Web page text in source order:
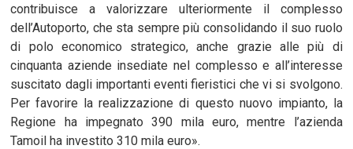
contribuisce a valorizzare ulteriormente il complesso
dell’Autoporto, che sta sempre più consolidando il suo ruolo
di polo economico strategico, anche grazie alle più di
cinquanta aziende insediate nel complesso e all’interesse
suscitato dagli importanti eventi fieristici che vi si svolgono.
Per favorire la realizzazione di questo nuovo impianto, la
Regione ha impegnato 390 mila euro, mentre l’azienda
Tamoil ha investito 310 mila euro».